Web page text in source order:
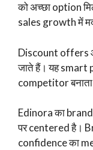
को अच्छा option
sales growth में
Discount offers
जाते हैं। यह smart
competitor
Edinora का
पर centered है।
confidence का